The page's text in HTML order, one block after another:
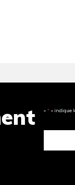
« * » indique